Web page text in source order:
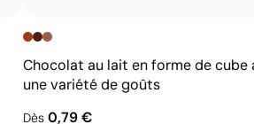
Chocolat au lait en forme de cube
une variété de goûts
Dès0,79 €